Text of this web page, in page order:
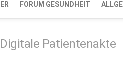
FORUM GESUNDHEIT
Digitale Patientenakte